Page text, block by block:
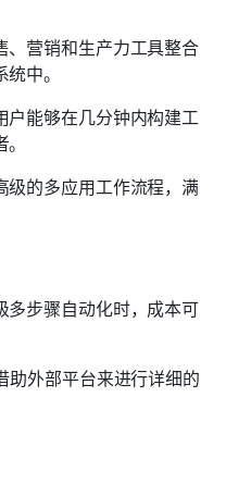
、营销和生产力工具整合
中。
能够在几分钟内构建工
级的多应用工作流程，满
多步骤自动化时，成本可
助外部平台来进行详细的